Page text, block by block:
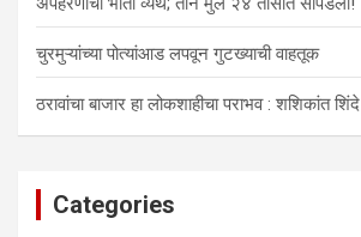
चुरमुऱ्यांच्या पोत्यांआड लपवून गुटख्याची वाहतूक
ठरावांचा बाजार हा लोकशाहीचा पराभव : शशिकांत शिंदे
Categories